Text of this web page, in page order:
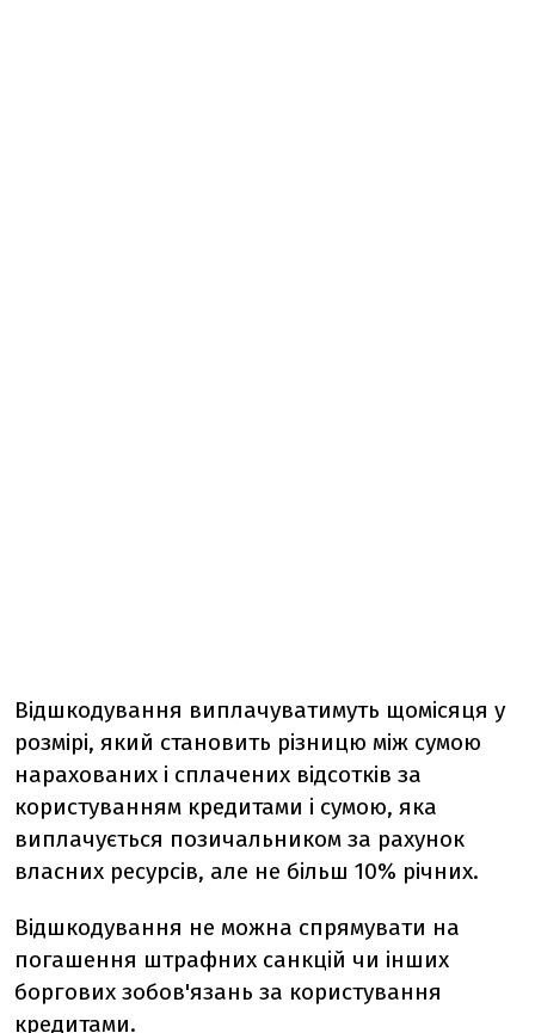
Відшкодування виплачуватимуть щомісяця у
розмірі, який становить різницю між сумою
нарахованих і сплачених відсотків за
користуванням кредитами і сумою, яка
виплачується позичальником за рахунок
власних ресурсів, але не більш 10% річних.
Відшкодування не можна спрямувати на
погашення штрафних санкцій чи інших
боргових зобов'язань за користування
кредитами.